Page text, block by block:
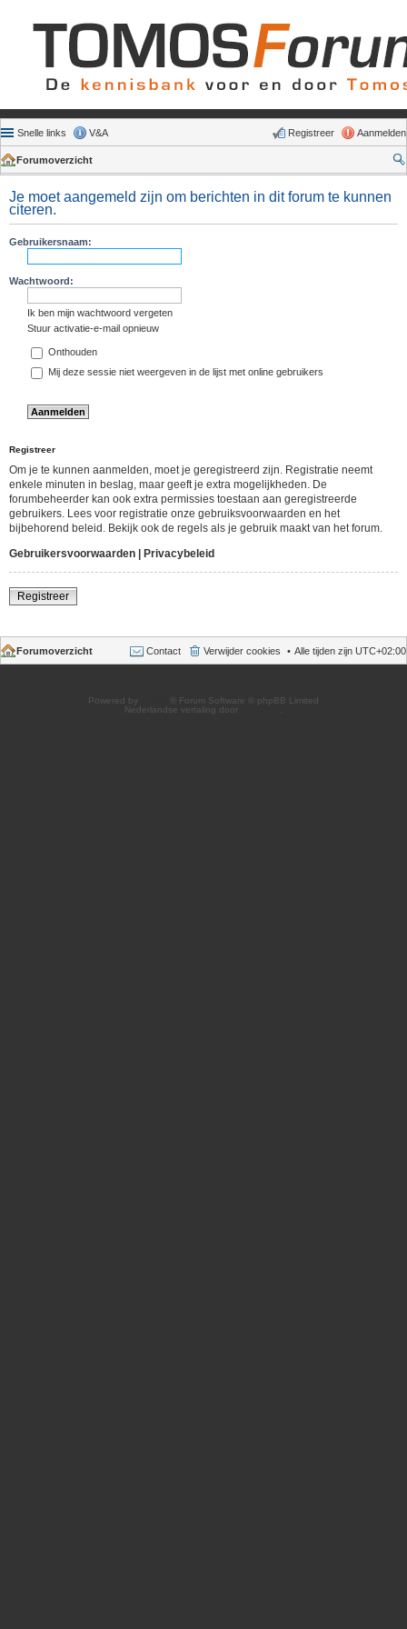
Snelle links V&A Aanmelden
Registreer
Forumoverzicht
Je moet aangemeld zijn om berichten in dit forum te kunnen
citeren.
Gebruikersnaam:
Wachtwoord:
Ik ben mijn wachtwoord vergeten
Stuur activatie-e-mail opnieuw
Onthouden
Mij deze sessie niet weergeven in de lijst met online gebruikers
Registreer
Om je te kunnen aanmelden, moet je geregistreerd zijn. Registratie neemt
enkele minuten in beslag, maar geeft je extra mogelijkheden. De
forumbeheerder kan ook extra permissies toestaan aan geregistreerde
gebruikers. Lees voor registratie onze gebruiksvoorwaarden en het
bijbehorend beleid. Bekijk ook de regels als je gebruik maakt van het forum.
Gebruikersvoorwaarden
Privacybeleid
Registreer
Forumoverzicht Alle tijden zijn UTC+02:00
Verwijder cookies
Contact
Powered by
® Forum Software © phpBB Limited
Nederlandse vertaling door